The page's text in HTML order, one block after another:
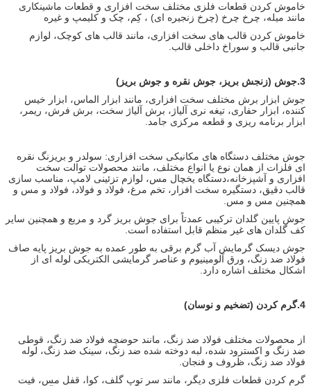
خاموش کردن قطعات فلزی مختلف سخت افزاری و قطعات ماشینکاری
مانند میله، چرخ چرخ (چرخ زنجیره ای) ، کِم، چک و کلیمپ و غیره
خاموش کردن قالب های سخت افزاری، مانند قالب های کوچک، لوازم
جانبی قالب و سوراخ داخلی قالب.
3. جوش (زنجش بریز، جوش نقره و جوش بریز)
جوش ابزار برش مختلف سخت افزاری، مانند ابزار الماس، ابزار خیس
کننده، ابزار حفاری، تیغه نری آلیاژ، برش آلیاژ سخت، برش فرش، ریمر،
ابزار برنامه ریزی و قطعه مرکزی جامد.
جوش مختلف دستگاه های مکانیکی سخت افزاری: سولدر و بریزنگ نقره
ای فلزات از همان نوع یا انواع مختلف، مانند محصولات توالت سخت
افزاری و آشپزخانه،دستگاه یخچال مس، لوازم تزئینی لامپ، مناسب سازی
قالب دقیق، دستگیره سخت افزار، تخم مرغ، فولاد و فولاد، فولاد و مس و
همچنین مس و مس.
جوش پایین گلدان ترکیبی عمدتاً برای جوش بریز گرد و مربع و همچنین سایر
کف گلدان های غیر منظم قابل استفاده است.
جوش دیسک گرمایش آب گرم برقی به طور عمده به جوش بریز پایه صاف
فولاد ضد زنگ، ورق آلومینیوم و عناصر گرمایشی الکتریکی لوله ای از
اشکال مختلف اشاره دارد.
4. گرم کردن (تضخیم و نوسان)
از محصولات مختلف فولاد ضد زنگ، مانند حوضچه فولاد ضد زنگ، قوطی
ضد زنگ و اکسترود شده، لبه دوخته شده ضد زنگ، سینک ضد زنگ، لوله
فولاد ضد زنگ، ظروف و فنجان.
گرم کردن قطعات فلزی دیگر، مانند سر توپ گلف، کوا، قفل مس، فیت